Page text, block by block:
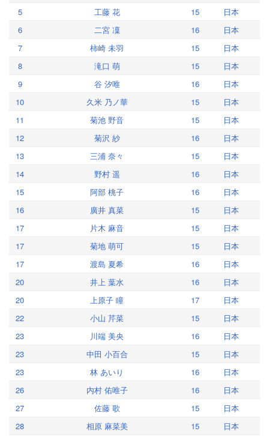
5
工藤 花 15
日本
6
二宮 凜 16
日本
7
柿崎 未羽 15
日本
8
滝口 萌 15
日本
9
谷 汐唯 16
日本
10
久米 乃ノ華 15
日本
11
菊池 野音 15
日本
12
菊沢 紗 16
日本
13
三浦 奈々 15
日本
14
野村 遥 16
日本
15
阿部 桃子 16
日本
16
廣井 真菜 15
日本
17
片木 麻音 15
日本
17
菊地 萌可 15
日本
17
渡島 夏希 16
日本
20
井上 葉水 16
日本
20
上原子 瞳 17
日本
22
小山 芹菜 15
日本
23
川端 美央 16
日本
23
中田 小百合 15
日本
23
林 あいり 16
日本
26
内村 佑唯子 16
日本
27
佐藤 歌 15
日本
28
相原 麻菜美 15
日本